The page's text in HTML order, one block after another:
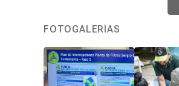
FOTOGALERÍAS